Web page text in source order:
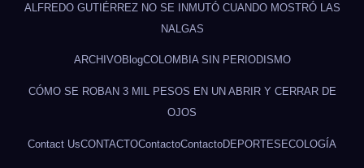
ALFREDO GUTIÉRREZ NO SE INMUTÓ CUANDO MOSTRÓ LAS
NALGAS
ARCHIVOBlogCOLOMBIA SIN PERIODISMO
CÓMO SE ROBAN 3 MIL PESOS EN UN ABRIR Y CERRAR DE
OJOS
Contact UsCONTACTOContactoContactoDEPORTES ECOLOGÍA